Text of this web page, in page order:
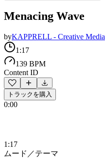
Menacing Wave
byKAPPRELL - Creative Media
1:17
139 BPM
Content ID
トラックを購入
0:00
1:17
ムード／テーマ